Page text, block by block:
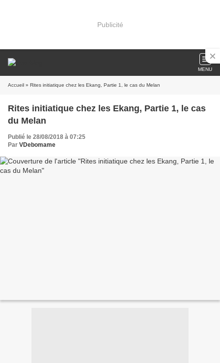
Publicité
MENU
Accueil » Rites initiatique chez les Ekang, Partie 1, le cas du Melan
Rites initiatique chez les Ekang, Partie 1, le cas
du Melan
Publié le 28/08/2018 à 07:25
Par VDebomame